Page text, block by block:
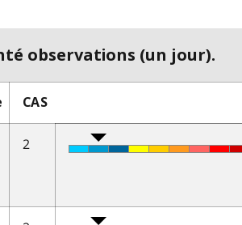
observations (un jour).
CAS
2